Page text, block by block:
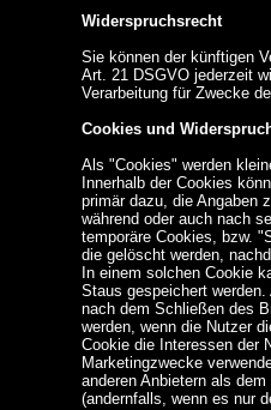
Widerspruchsrecht
Sie können der künftigen
Art. 21 DSGVO jederzeit
Verarbeitung für Zwecke
Cookies und
Als "Cookies" werden
Innerhalb der Cookies
primär dazu, die Angaben
während oder auch nach
temporäre Cookies, bzw.
die gelöscht werden,
In einem solchen Cookie
Staus gespeichert
nach dem Schließen des
werden, wenn die Nutzer
Cookie die Interessen der
Marketingzwecke
anderen Anbietern als
(andernfalls, wenn es nur